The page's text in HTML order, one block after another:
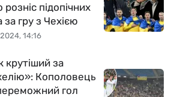
14:16
підопічних
гру з Чехією
крутіший за
Кополовець
гол